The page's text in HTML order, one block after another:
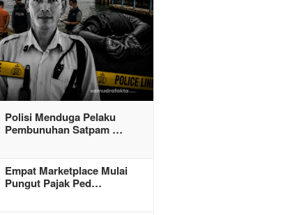
Polisi Menduga Pelaku
Pembunuhan Satpam …
Empat Marketplace Mulai
Pungut Pajak Ped…